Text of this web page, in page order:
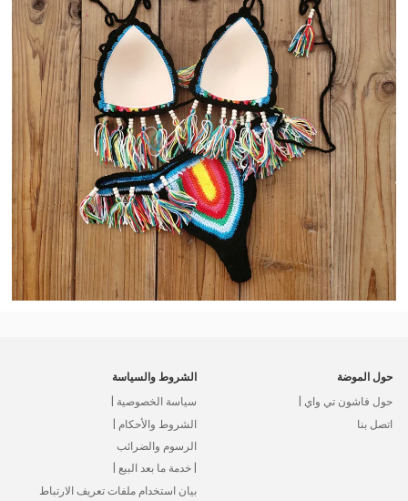
حول الموضة
حول فاشون تي واي |
اتصل بنا
الشروط والسياسة
سياسة الخصوصية |
الشروط والأحكام |
الرسوم والضرائب
| خدمة ما بعد البيع |
بيان استخدام ملفات تعريف الارتباط